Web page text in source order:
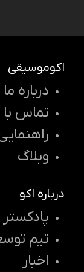
اکوموسیقی
درباره ما
تماس با
وبلاگ
درباره اکو
تیم
اخبار